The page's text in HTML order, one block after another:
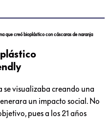
que creó bioplástico con cáscaras de naranja
se visualizaba creando una
un impacto social. No
pues a los 21 años